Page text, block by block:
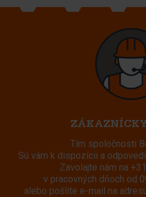
Tím spoločnosti
Sú vám k dispozícii a
Zavolajte nám na
v pracovných dňoch od
alebo pošlite e-mail na